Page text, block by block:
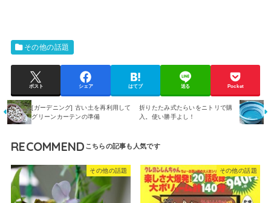
その他の話題
ポスト シェア はてブ 送る Pocket
[ガーデニング] 古い土を再利用して
グリーンカーテンの準備
折りたたみ式たらいをニトリで購
入。使い勝手よし！
RECOMMEND
その他の話題 その他の話題